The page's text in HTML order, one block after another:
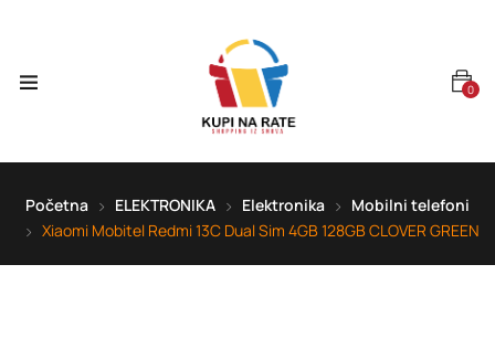
0
Početna ELEKTRONIKA Elektronika
Mobilni telefoni
Xiaomi Mobitel Redmi 13C Dual Sim 4GB 128GB CLOVER GREEN